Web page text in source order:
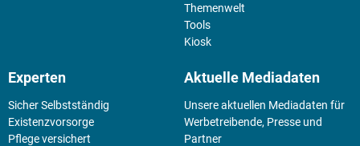
Themenwelt
Tools
Kiosk
Experten
Sicher Selbstständig
Existenz­vorsorge
Pflege versichert
Aktuelle Mediadaten
Unsere aktuellen Mediadaten für
Werbetreibende, Presse und
Partner